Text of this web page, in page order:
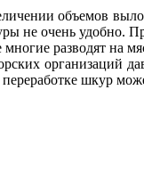
объемов
не очень удобно.
разводят на
организаций
шкур